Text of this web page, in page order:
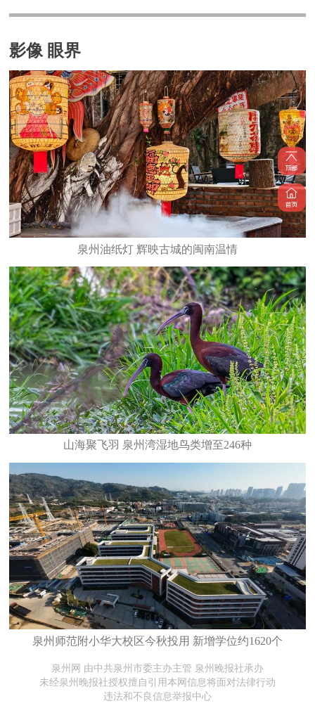
影像 眼界
泉州油纸灯 辉映古城的闽南温情
山海聚飞羽 泉州湾湿地鸟类增至246种
泉州师范附小华大校区今秋投用 新增学位约1620个
泉州网 由中共泉州市委主办主管 泉州晚报社承办
未经泉州晚报社授权擅自引用本网信息将面对法律行动
违法和不良信息举报中心